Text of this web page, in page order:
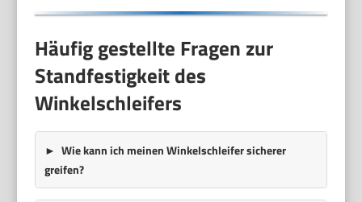
Häufig gestellte Fragen zur
Standfestigkeit des
Winkelschleifers
Wie kann ich meinen Winkelschleifer sicherer
greifen?